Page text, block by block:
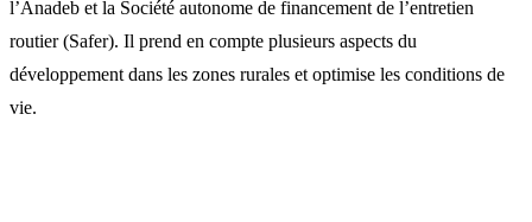
l’Anadeb et la Société autonome de financement de l’entretien
routier (Safer). Il prend en compte plusieurs aspects du
développement dans les zones rurales et optimise les conditions de
vie.